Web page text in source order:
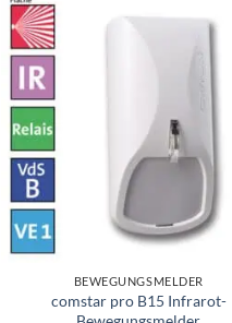
BEWEGUNGSMELDER
comstar pro B15 Infrarot-